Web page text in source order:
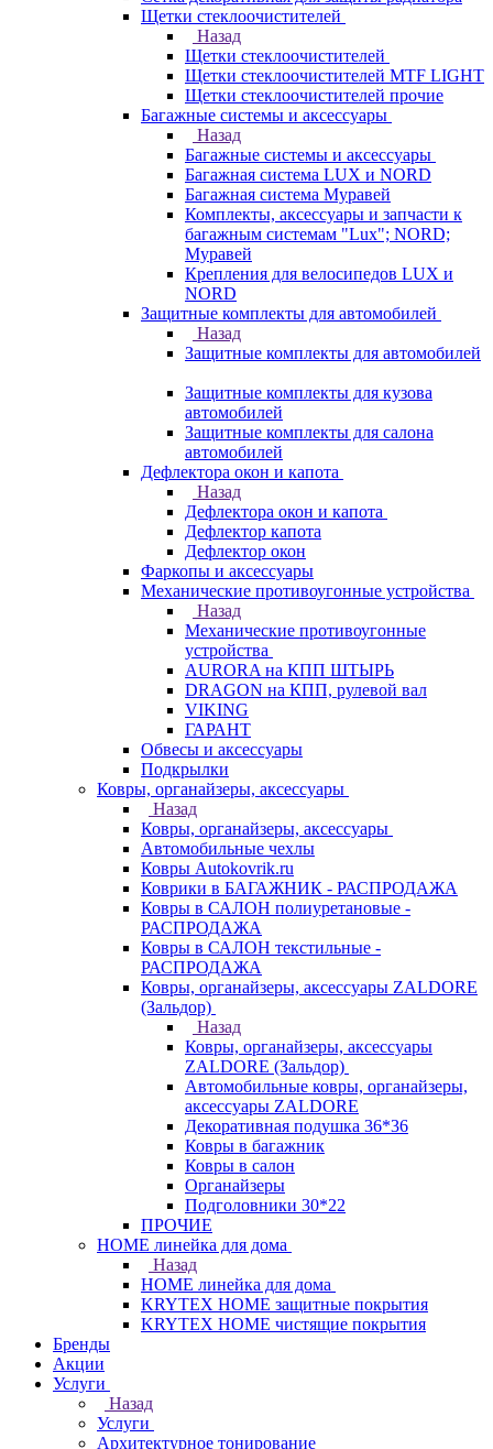
Щетки стеклоочистителей
Назад
Щетки стеклоочистителей
Щетки стеклоочистителей MTF LIGHT
Щетки стеклоочистителей прочие
Багажные системы и аксессуары
Назад
Багажные системы и аксессуары
Багажная система LUX и NORD
Багажная система Муравей
Комплекты, аксессуары и запчасти к
багажным системам "Lux"; NORD;
Муравей
Крепления для велосипедов LUX и
NORD
Защитные комплекты для автомобилей
Назад
Защитные комплекты для автомобилей
Защитные комплекты для кузова
автомобилей
Защитные комплекты для салона
автомобилей
Дефлектора окон и капота
Назад
Дефлектора окон и капота
Дефлектор капота
Дефлектор окон
Фаркопы и аксессуары
Механические противоугонные устройства
Назад
Механические противоугонные
устройства
AURORA на КПП ШТЫРЬ
DRAGON на КПП, рулевой вал
VIKING
ГАРАНТ
Обвесы и аксессуары
Подкрылки
Ковры, органайзеры, аксессуары
Назад
Ковры, органайзеры, аксессуары
Автомобильные чехлы
Ковры Autokovrik.ru
Коврики в БАГАЖНИК - РАСПРОДАЖА
Ковры в САЛОН полиуретановые -
РАСПРОДАЖА
Ковры в САЛОН текстильные -
РАСПРОДАЖА
Ковры, органайзеры, аксессуары ZALDORE
(Зальдор)
Назад
Ковры, органайзеры, аксессуары
ZALDORE (Зальдор)
Автомобильные ковры, органайзеры,
аксессуары ZALDORE
Декоративная подушка 36*36
Ковры в багажник
Ковры в салон
Органайзеры
Подголовники 30*22
ПРОЧИЕ
HOME линейка для дома
Назад
HOME линейка для дома
KRYTEX HOME защитные покрытия
KRYTEX HOME чистящие покрытия
Бренды
Акции
Услуги
Назад
Услуги
Архитектурное тонирование